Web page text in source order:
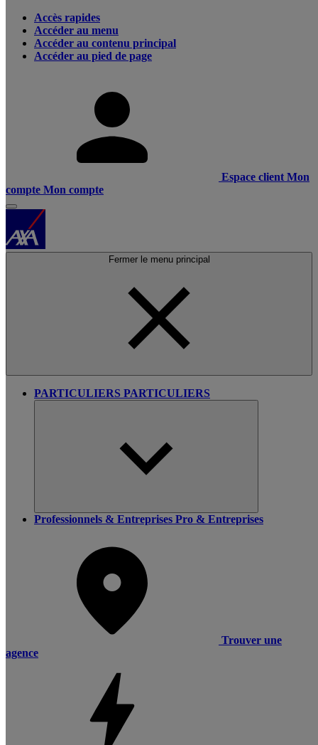
Accès rapides
Accéder au menu
Accéder au contenu principal
Accéder au pied de page
Espace client Mon
compte Mon compte
Fermer le menu principal
PARTICULIERS PARTICULIERS
Professionnels & Entreprises Pro & Entreprises
Trouver une
agence